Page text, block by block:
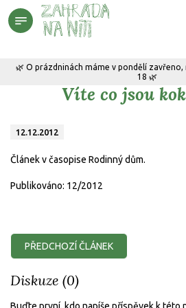
Přejít
na
🌿 O prázdninách máme v pondělí zavřeno,
18 🌿
Víte co jsou
12.12.2012
Článek v časopise Rodinný dům.
Publikováno: 12/2012
PŘEDCHOZÍ ČLÁNEK
Diskuze (0)
Buďte první, kdo napíše příspěvek k této